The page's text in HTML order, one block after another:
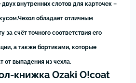
внутренних слотов для карточек –
Чехол обладает отличным
за счёт точного соответствия его
а также бортиками, которые
выпадения из чехла.
книжка Ozaki O!coat